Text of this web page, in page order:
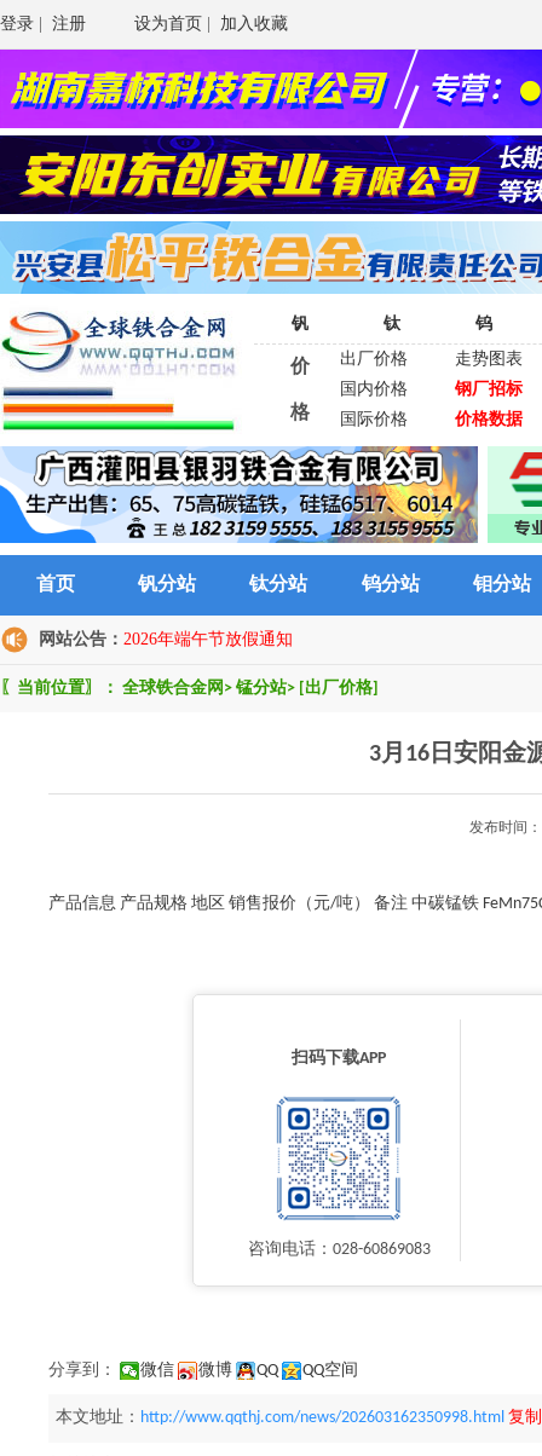
登录 注册 设为首页 加入收藏
钒 钛 钨
价
格
出厂价格
走势图表
国内价格
钢厂招标
国际价格
价格数据
首页 钒分站 钛分站 钨分站 钼分站
网站公告： 2026年端午节放假通知
〖当前位置〗： 全球铁合金网 > 锰分站> [出厂价格]
3月16日安阳金
发布时间
产品信息 产品规格 地区 销售报价（元/吨） 备注 中碳锰铁
扫码下载APP
咨询电话：028-60869083
分享到： 微信 微博 QQ QQ空间
本文地址： http://www.qqthj.com/news/202603162350998.html 复